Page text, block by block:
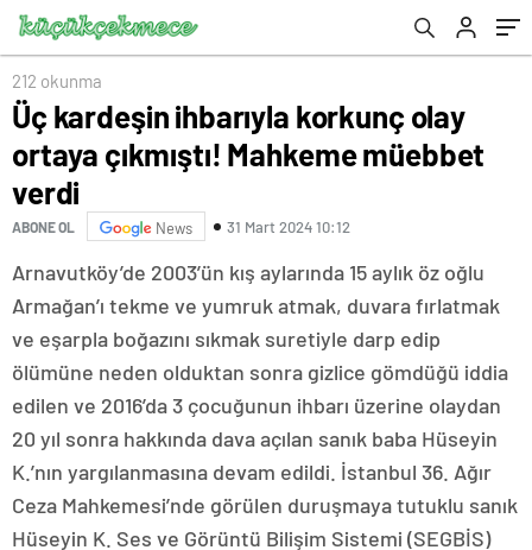
212 okunma
Üç kardeşin ihbarıyla korkunç olay
ortaya çıkmıştı! Mahkeme müebbet
verdi
ABONE OL News 31 Mart 2024 10:12
Arnavutköy’de 2003’ün kış aylarında 15 aylık öz oğlu
Armağan’ı tekme ve yumruk atmak, duvara fırlatmak
ve eşarpla boğazını sıkmak suretiyle darp edip
ölümüne neden olduktan sonra gizlice gömdüğü iddia
edilen ve 2016’da 3 çocuğunun ihbarı üzerine olaydan
20 yıl sonra hakkında dava açılan sanık baba Hüseyin
K.’nın yargılanmasına devam edildi. İstanbul 36. Ağır
Ceza Mahkemesi’nde görülen duruşmaya tutuklu sanık
Hüseyin K. Ses ve Görüntü Bilişim Sistemi (SEGBİS)